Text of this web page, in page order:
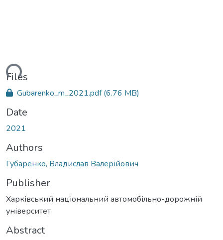
Files
Gubarenko_m_2021.pdf(6.76 MB)
Date
2021
Authors
Губаренко, Владислав Валерійович
Publisher
Харківський національний автомобільно-дорожній
університет
Abstract